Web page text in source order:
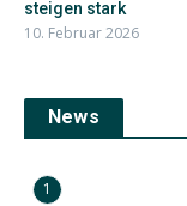
steigen stark
10. Februar 2026
News
1